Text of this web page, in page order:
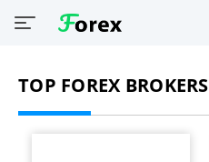
TOP FOREX BROKERS